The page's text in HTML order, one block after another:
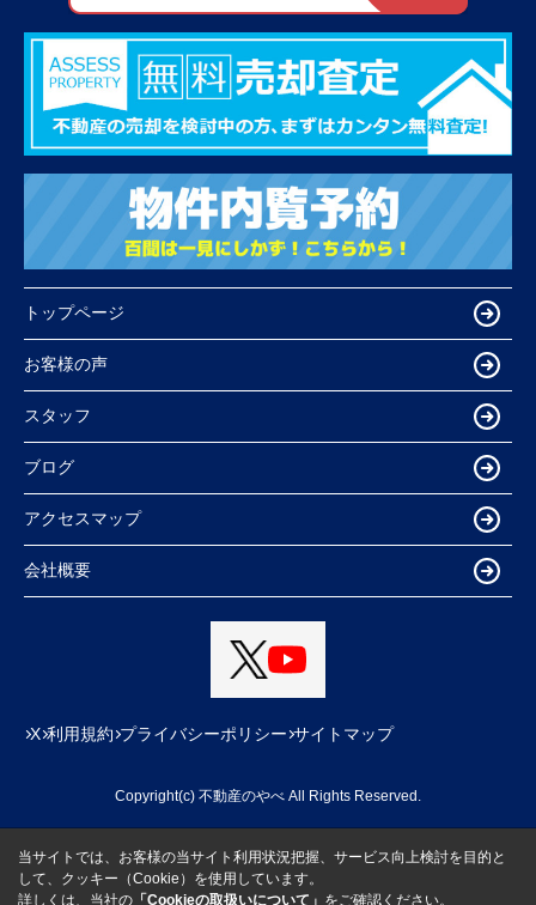
トップページ
お客様の声
スタッフ
ブログ
アクセスマップ
会社概要
X 利用規約 プライバシーポリシー サイトマップ
Copyright(c) 不動産のやべ All Rights Reserved.
当サイトでは、お客様の当サイト利用状況把握、サービス向上検討を目的と
して、クッキー（Cookie）を使用しています。
詳しくは、当社の 「Cookieの取扱いについて」 をご確認ください。